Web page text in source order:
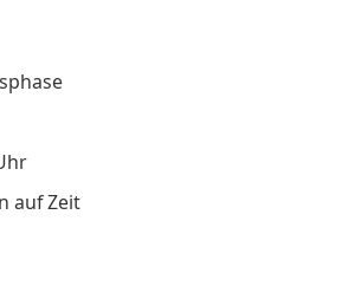
auf Zeit